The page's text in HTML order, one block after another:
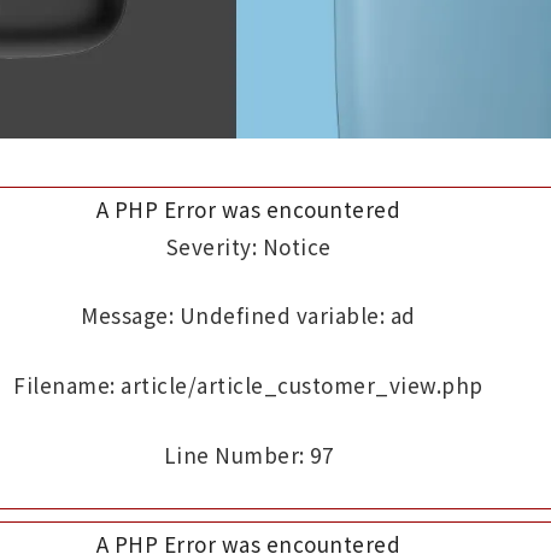
A PHP Error was encountered
Severity: Notice
Message: Undefined variable: ad
Filename: article/article_customer_view.php
Line Number: 97
A PHP Error was encountered